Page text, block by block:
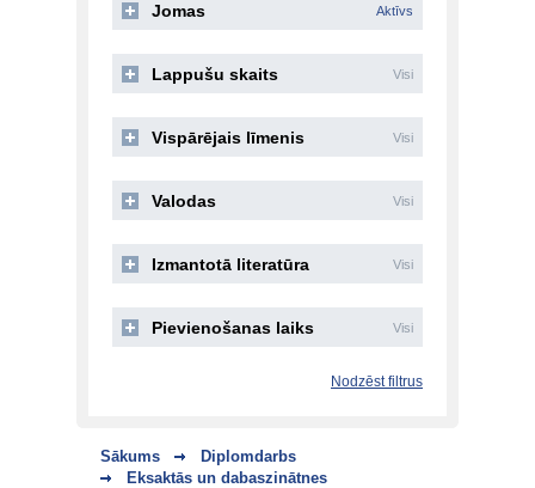
Sākums
Diplomdarbs
Eksaktās un dabaszinātnes
Jomas Aktīvs
Lappušu skaits Visi
Vispārējais līmenis Visi
Valodas Visi
Izmantotā literatūra Visi
Pievienošanas laiks Visi
Nodzēst filtrus